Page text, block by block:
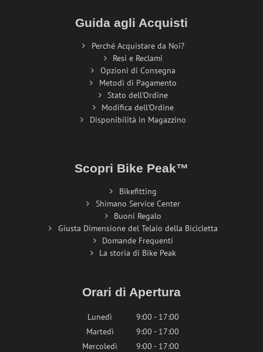
Guida agli Acquisti
Perché Acquistare da Noi?
Resi e Reclami
Opzioni di Consegna
Metodi di Pagamento
Stato dell'Ordine
Modifica dell'Ordine
Disponibilità in Magazzino
Scopri Bike Peak™
Bikefitting
Shimano Service Center
Buoni Regalo
Giusta Dimensione del Telaio della Bicicletta
Domande Frequenti
La storia di Bike Peak
Orari di Apertura
Lunedì
9:00 - 17:00
Martedì
9:00 - 17:00
Mercoledì
9:00 - 17:00